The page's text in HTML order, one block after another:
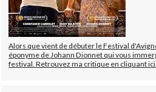
Alors que vient de débuter le Festival
éponyme de Johann Dionnet qui vous
festival. Retrouvez ma critique en cliquant ici.